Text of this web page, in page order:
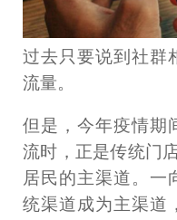
过去只要说到社群
流量。
但是，今年疫情期
流时，正是传统门
居民的主渠道。一
统渠道成为主渠道